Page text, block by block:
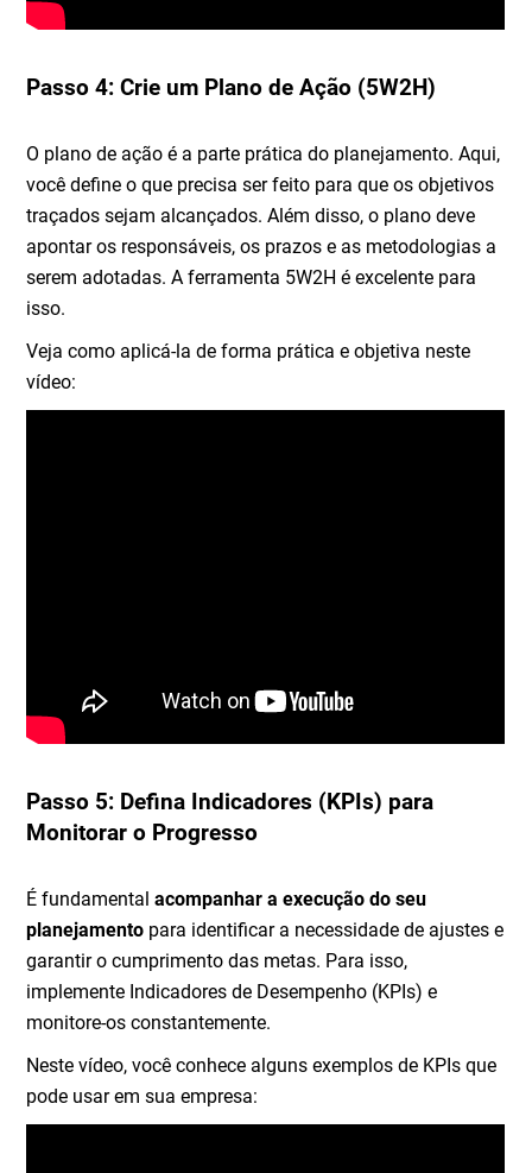
Passo 4: Crie um Plano de Ação (5W2H)
O plano de ação é a parte prática do planejamento. Aqui,
você define o que precisa ser feito para que os objetivos
traçados sejam alcançados. Além disso, o plano deve
apontar os responsáveis, os prazos e as metodologias a
serem adotadas. A ferramenta 5W2H é excelente para
isso.
Veja como aplicá-la de forma prática e objetiva neste
vídeo:
Passo 5: Defina Indicadores (KPIs) para
Monitorar o Progresso
É fundamentalacompanhar a execução do seu
planejamento para identificar a necessidade de ajustes e
garantir o cumprimento das metas. Para isso,
implemente Indicadores de Desempenho (KPIs) e
monitore-os constantemente.
Neste vídeo, você conhece alguns exemplos de KPIs que
pode usar em sua empresa: